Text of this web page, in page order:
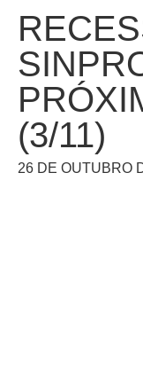
(3/11)
26 DE OUTUBRO